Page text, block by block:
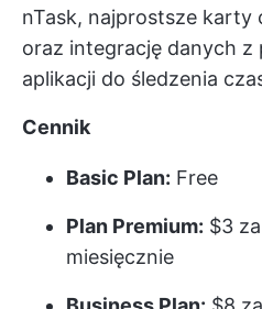
nTask, najprostsze karty
oraz integrację danych z
aplikacji do śledzenia
Cennik
Basic Plan: Free
Plan Premium: $3
miesięcznie